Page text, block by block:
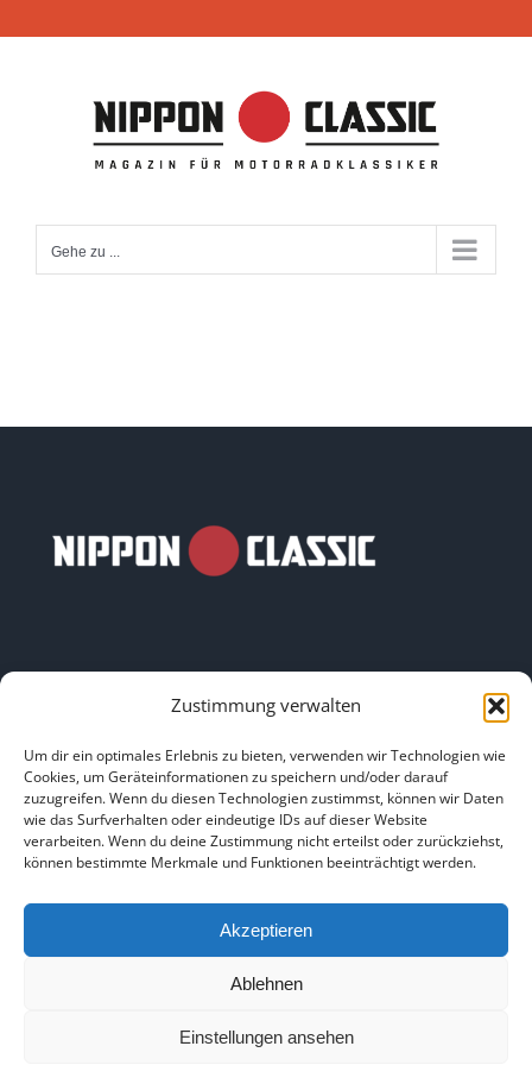
Zustimmung verwalten
Um dir ein optimales Erlebnis zu bieten, verwenden wir Technologien wie
Cookies, um Geräteinformationen zu speichern und/oder darauf
zuzugreifen. Wenn du diesen Technologien zustimmst, können wir Daten
wie das Surfverhalten oder eindeutige IDs auf dieser Website
verarbeiten. Wenn du deine Zustimmung nicht erteilst oder zurückziehst,
können bestimmte Merkmale und Funktionen beeinträchtigt werden.
Akzeptieren
Ablehnen
Einstellungen ansehen
Inhalt
Gehe zu ...
HOME|ÜBER UNS|IMPRESSUM |DATENSCHUTZ
BILDNACHWEISE
Copyright 2025